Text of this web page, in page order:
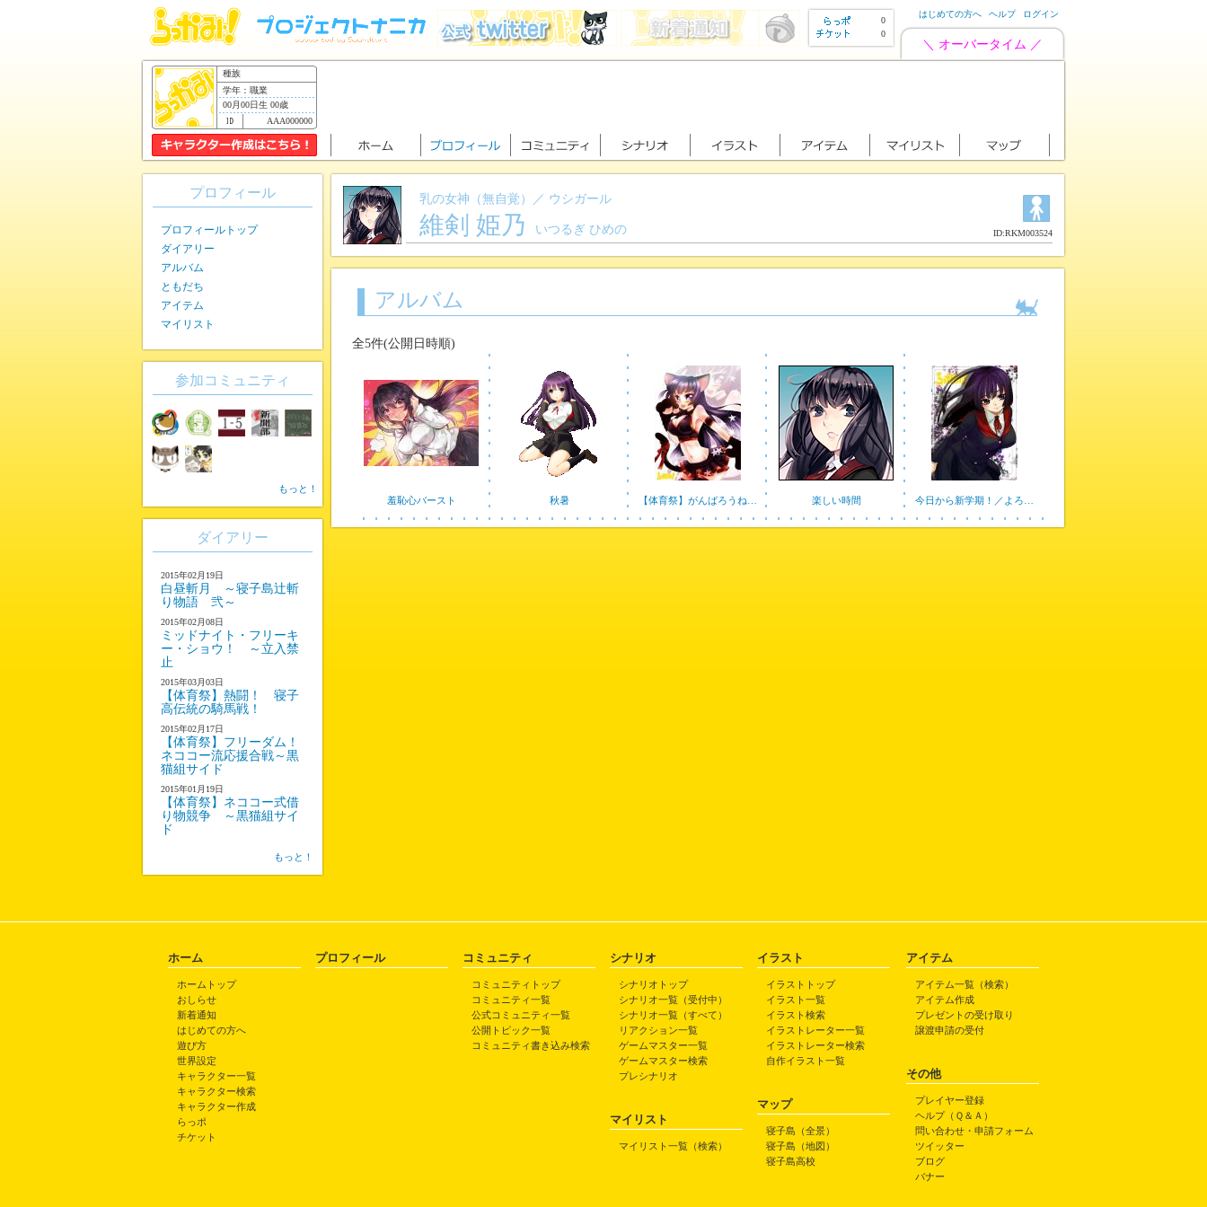
0
0
はじめての方へ ヘルプ ログイン
＼ オーバータイム ／
種族
学年：職業
00月00日生 00歳
AAA000000
乳の女神（無自覚）／ ウシガール
維剣 姫乃 いつるぎ ひめの ID:RKM003524
アルバム
全5件(公開日時順)
羞恥心バースト 秋暑 【体育祭】がんばろうね… 楽しい時間 今日から新学期！／よろ…
プロフィール
プロフィールトップ
ダイアリー
アルバム
ともだち
アイテム
マイリスト
参加コミュニティ
もっと！
ダイアリー
2015年02月19日
白昼斬月 ～寝子島辻斬
り物語 弐～
2015年02月08日
ミッドナイト・フリーキ
ー・ショウ！ ～立入禁
止
2015年03月03日
【体育祭】熱闘！ 寝子
高伝統の騎馬戦！
2015年02月17日
【体育祭】フリーダム！
ネココー流応援合戦～黒
猫組サイド
2015年01月19日
【体育祭】ネココー式借
り物競争 ～黒猫組サイ
ド
もっと！
ホーム
ホームトップ
おしらせ
新着通知
はじめての方へ
遊び方
世界設定
キャラクター一覧
キャラクター検索
キャラクター作成
らっポ
チケット
プロフィール コミュニティ
コミュニティトップ
コミュニティ一覧
公式コミュニティ一覧
公開トピック一覧
コミュニティ書き込み検索
シナリオ
シナリオトップ
シナリオ一覧（受付中）
シナリオ一覧（すべて）
リアクション一覧
ゲームマスター一覧
ゲームマスター検索
プレシナリオ
マイリスト
マイリスト一覧（検索）
イラスト
イラストトップ
イラスト一覧
イラスト検索
イラストレーター一覧
イラストレーター検索
自作イラスト一覧
マップ
寝子島（全景）
寝子島（地図）
寝子島高校
アイテム
アイテム一覧（検索）
アイテム作成
プレゼントの受け取り
譲渡申請の受付
その他
プレイヤー登録
ヘルプ（Ｑ＆Ａ）
問い合わせ・申請フォーム
ツイッター
ブログ
バナー